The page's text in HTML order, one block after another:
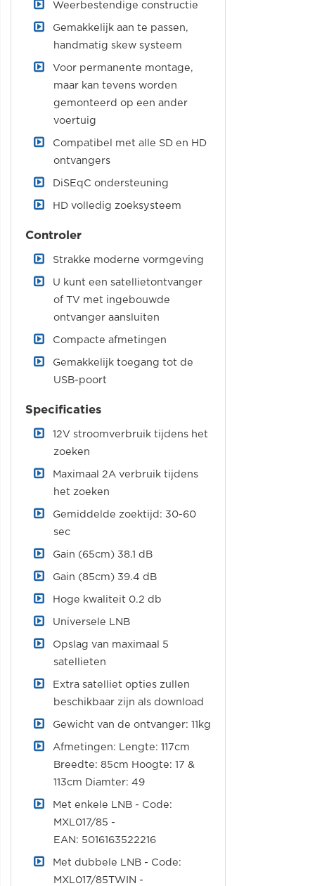
Weerbestendige constructie
Gemakkelijk aan te passen,
handmatig skew systeem
Voor permanente montage,
maar kan tevens worden
gemonteerd op een ander
voertuig
Compatibel met alle SD en HD
ontvangers
DiSEqC ondersteuning
HD volledig zoeksysteem
Controler
Strakke moderne vormgeving
U kunt een satellietontvanger
of TV met ingebouwde
ontvanger aansluiten
Compacte afmetingen
Gemakkelijk toegang tot de
USB-poort
Specificaties
12V stroomverbruik tijdens het
zoeken
Maximaal 2A verbruik tijdens
het zoeken
Gemiddelde zoektijd: 30-60
sec
Gain (65cm) 38.1 dB
Gain (85cm) 39.4 dB
Hoge kwaliteit 0.2 db
Universele LNB
Opslag van maximaal 5
satellieten
Extra satelliet opties zullen
beschikbaar zijn als download
Gewicht van de ontvanger: 11kg
Afmetingen: Lengte: 117cm
Breedte: 85cm Hoogte: 17 &
113cm Diamter: 49
Met enkele LNB - Code:
MXL017/85 -
EAN: 5016163522216
Met dubbele LNB - Code:
MXL017/85TWIN -